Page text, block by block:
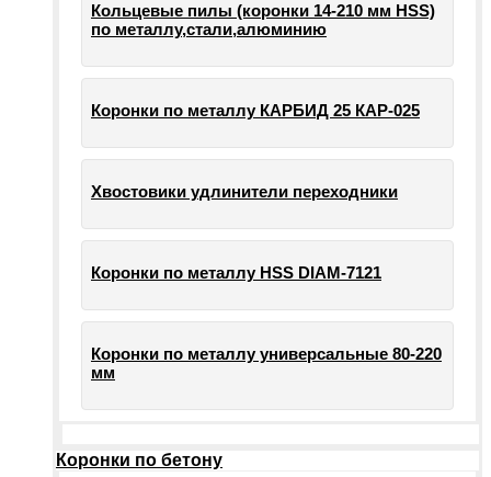
Кольцевые пилы (коронки 14-210 мм HSS)
по металлу,стали,алюминию
Коронки по металлу КАРБИД 25 КАР-025
Хвостовики удлинители переходники
Коронки по металлу HSS DIAM-7121
Коронки по металлу универсальные 80-220
мм
Коронки по бетону